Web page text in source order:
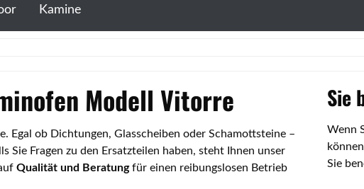
Kamine
Modell Vitorre
ob Dichtungen, Glasscheiben oder Schamottsteine –
Sie Fragen zu den Ersatzteilen haben, steht Ihnen unser
Qualität und Beratungfür einen reibungslosen Betrieb
Sie
Wenn
Sie